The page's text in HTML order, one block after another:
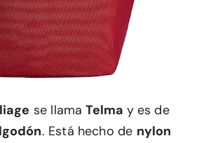
se llamaTelma y es de
. Está hecho de nylon